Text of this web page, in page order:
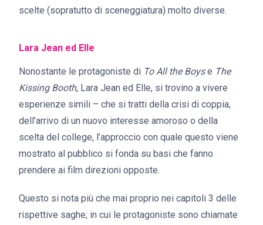
scelte (sopratutto di sceneggiatura) molto diverse.
Lara Jean ed Elle
Nonostante le protagoniste di To All the Boyse The
Kissing Booth, Lara Jean ed Elle, si trovino a vivere
esperienze simili – che si tratti della crisi di coppia,
dell’arrivo di un nuovo interesse amoroso o della
scelta del college, l’approccio con quale questo viene
mostrato al pubblico si fonda su basi che fanno
prendere ai film direzioni opposte.
Questo si nota più che mai proprio nei capitoli 3 delle
rispettive saghe, in cui le protagoniste sono chiamate